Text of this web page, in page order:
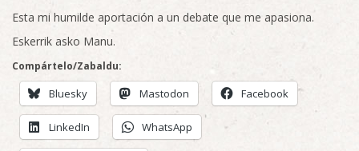
Esta mi humilde aportación a un debate que me apasiona.
Eskerrik asko Manu.
Compártelo/Zabaldu:
Bluesky Mastodon Facebook
LinkedIn WhatsApp